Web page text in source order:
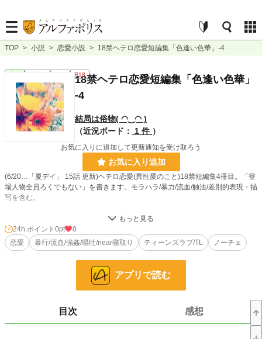
TOP > 小説 > 恋愛小説 > 18禁ヘテロ恋愛短編集「色逢い色華」-4
R18
18禁ヘテロ恋愛短編集「色逢い色華」
-4
結局は俗物( ◠‿◠ )
（近況ボード：
1 件 ）
お気に入りに追加して更新通知を受け取ろう
お気に入り追加
(6/20…「夏デイ」 15話 更新)ヘテロ恋愛(異性愛のこと)18禁短編集4冊目。「登
場人物全員ろくでもない」を書きます。モラハラ/暴力/流血/触法/差別的表現・描
写を含む。
228,796 位 / 228,796 件
恋愛 66,375 位 / 66,375 件
452,278
更新日時 2026.06.21 00:10
24h.ポイント 0pt
0
恋愛
暴行/流血/強姦/嘔吐/near寝取り ティーンズラブ/TL ノーチェ
アプリで読む
目次 感想